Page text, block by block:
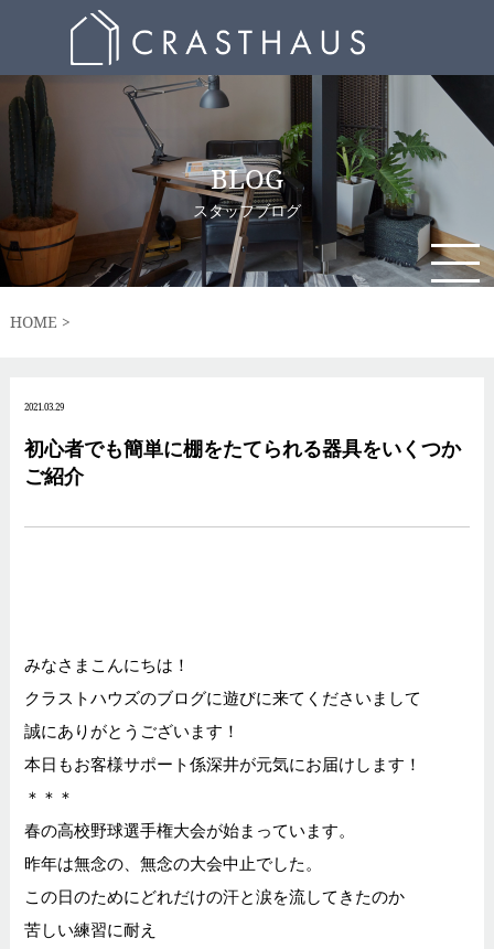
BLOG
スタッフブログ
HOME
2021.03.29
初心者でも簡単に棚をたてられる器具をいくつか
ご紹介
みなさまこんにちは！
クラストハウズのブログに遊びに来てくださいまして
誠にありがとうございます！
本日もお客様サポート係深井が元気にお届けします！
＊＊＊
春の高校野球選手権大会が始まっています。
昨年は無念の、無念の大会中止でした。
この日のためにどれだけの汗と涙を流してきたのか
苦しい練習に耐え